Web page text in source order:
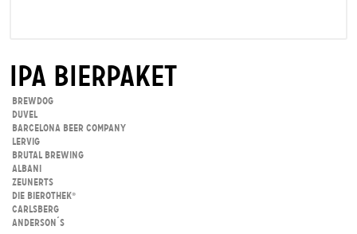
ipa Bierpaket
BrewDog
Duvel
Barcelona Beer Company
Lervig
Brutal Brewing
Albani
Zeunerts
Die Bierothek®
Carlsberg
Anderson´s